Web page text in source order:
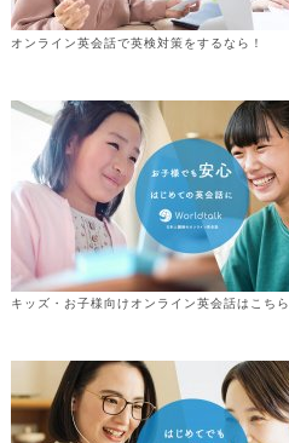
オンライン英会話で英検対策をするなら！
キッズ・お子様向けオンライン英会話はこちら